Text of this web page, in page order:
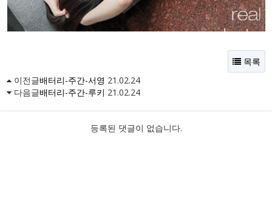
목록
이전글배터리-주간-서영 21.02.24
다음글배터리-주간-루키 21.02.24
등록된 댓글이 없습니다.